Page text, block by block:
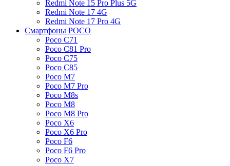
Redmi Note 15 Pro Plus 5G
Redmi Note 17 4G
Redmi Note 17 Pro 4G
Смартфоны POCO
Poco C71
Poco C81 Pro
Poco C75
Poco C85
Poco M7
Poco M7 Pro
Poco M8s
Poco M8
Poco M8 Pro
Poco X6
Poco X6 Pro
Poco F6
Poco F6 Pro
Poco X7